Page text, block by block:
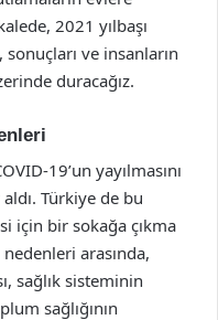
2021 yılbaşı
sonuçları ve insanların
duracağız.
19’un yayılmasını
Türkiye de bu
için bir sokağa çıkma
nedenleri arasında,
sağlık sisteminin
sağlığının